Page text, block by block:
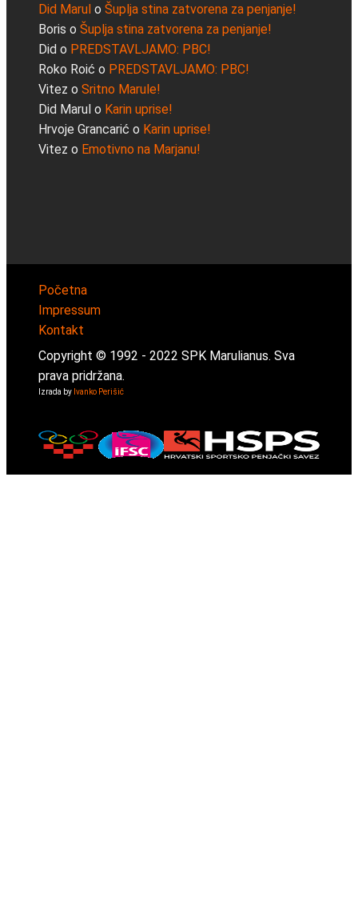
Did Marul o Šuplja stina zatvorena za penjanje!
Boris o Šuplja stina zatvorena za penjanje!
Did o PREDSTAVLJAMO: PBC!
Roko Roić o PREDSTAVLJAMO: PBC!
Vitez o Sritno Marule!
Did Marul o Karin uprise!
Hrvoje Grancarić o Karin uprise!
Vitez o Emotivno na Marjanu!
Početna
Impressum
Kontakt
Copyright © 1992 - 2022 SPK Marulianus. Sva
prava pridržana.
Izrada by Ivanko Perišić